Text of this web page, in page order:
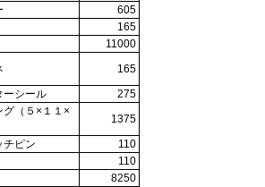
605
165
11000
165
ーシール
275
グ（５×１１×
1375
チピン
110
110
8250